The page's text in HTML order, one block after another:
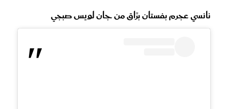
نانسي عجرم بفستان برَّاق من جان لويس صبجي